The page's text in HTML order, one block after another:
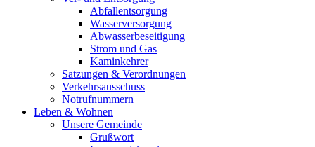
Abfallentsorgung
Wasserversorgung
Abwasserbeseitigung
Strom und Gas
Kaminkehrer
Satzungen & Verordnungen
Verkehrsausschuss
Notrufnummern
Leben & Wohnen
Unsere Gemeinde
Grußwort